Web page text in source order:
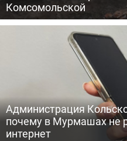
Комсомольской
Администрация
почему в Мурмашах не
интернет